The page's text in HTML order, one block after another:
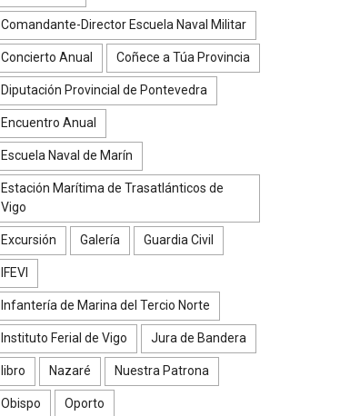
Comandante-Director Escuela Naval Militar
Concierto Anual Coñece a Túa Provincia
Diputación Provincial de Pontevedra
Encuentro Anual
Escuela Naval de Marín
Estación Marítima de Trasatlánticos de
Vigo
Excursión Galería Guardia Civil
IFEVI
Infantería de Marina del Tercio Norte
Instituto Ferial de Vigo Jura de Bandera
libro Nazaré Nuestra Patrona
Obispo Oporto